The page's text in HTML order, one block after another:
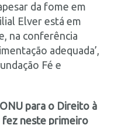
da fome em
Elver está em
na conferência
adequada’,
Fé e
para o Direito à
fez neste primeiro